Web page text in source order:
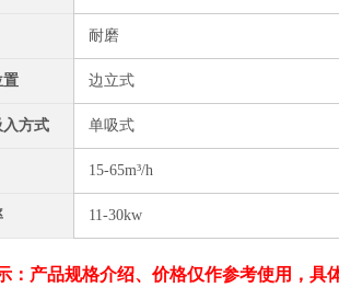
耐磨
置 边立式
入方式 单吸式
15-65m³/h
11-30kw
：产品规格介绍、价格仅作参考使用，具